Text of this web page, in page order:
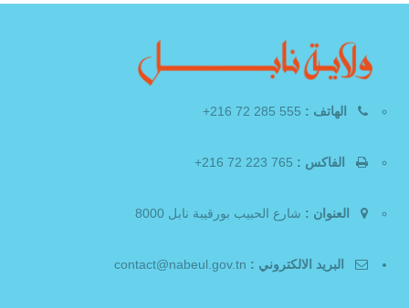
الهاتف :
الفاكس :
العنوان : شارع الحبيب بورقيبة نابل 8000
البريد الالكتروني :